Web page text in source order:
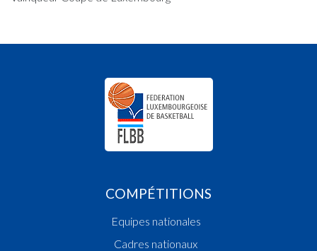
COMPÉTITIONS
Equipes nationales
Cadres nationaux